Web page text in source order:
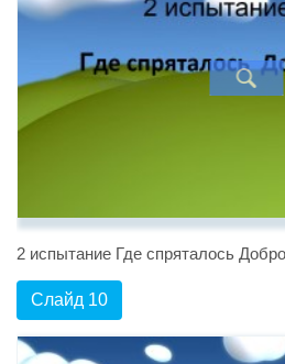
2 испытание Где спряталось
Слайд 10